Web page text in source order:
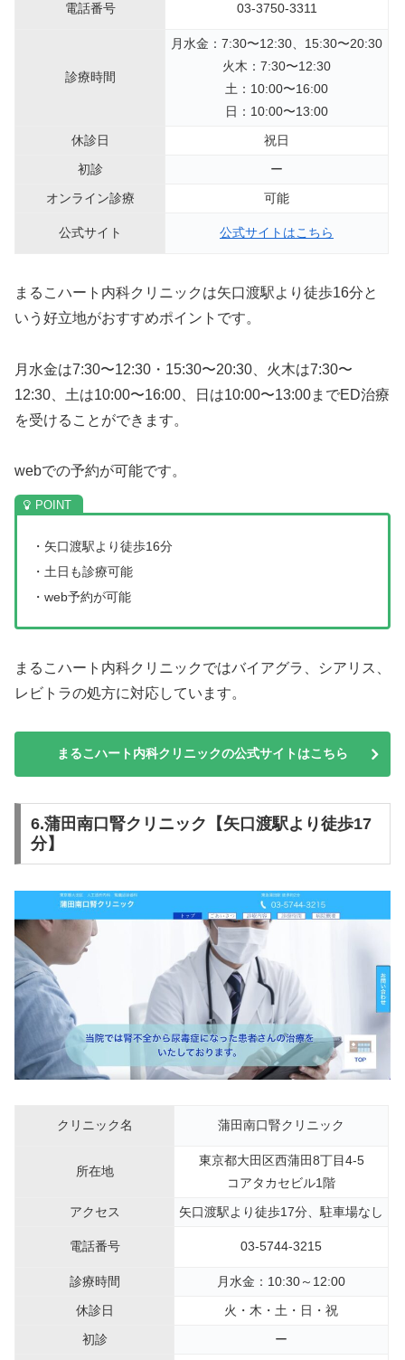
電話番号 03-3750-3311
診療時間
月水金：7:30〜12:30、15:30〜20:30
火木：7:30〜12:30
土：10:00〜16:00
日：10:00〜13:00
休診日
祝日
初診
ー
オンライン診療
可能
公式サイト 公式サイトはこちら
まるこハート内科クリニックは矢口渡駅より徒歩16分と
いう好立地がおすすめポイントです。
月水金は7:30〜12:30・15:30〜20:30、火木は7:30〜
12:30、土は10:00〜16:00、日は10:00〜13:00までED治療
を受けることができます。
webでの予約が可能です。
・矢口渡駅より徒歩16分
・土日も診療可能
・web予約が可能
まるこハート内科クリニックではバイアグラ、シアリス、
レビトラの処方に対応しています。
まるこハート内科クリニックの公式サイトはこちら
6.蒲田南口腎クリニック【矢口渡駅より徒歩17
分】
クリニック名 蒲田南口腎クリニック
所在地
東京都大田区西蒲田8丁目4-5
コアタカセビル1階
アクセス
矢口渡駅より徒歩17分、駐車場なし
電話番号 03-5744-3215
診療時間
月水金：10:30～12:00
休診日
火・木・土・日・祝
初診
ー